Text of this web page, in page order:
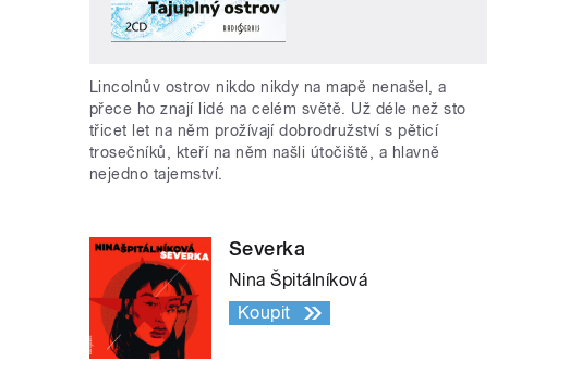
Lincolnův ostrov nikdo nikdy na mapě nenašel, a
přece ho znají lidé na celém světě. Už déle než sto
třicet let na něm prožívají dobrodružství s pěticí
trosečníků, kteří na něm našli útočiště, a hlavně
nejedno tajemství.
Severka
Nina Špitálníková
Koupit